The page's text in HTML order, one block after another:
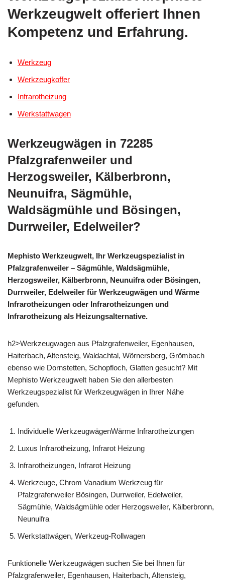
Werkzeugwelt offeriert Ihnen
Kompetenz und Erfahrung.
Werkzeug
Werkzeugkoffer
Infrarotheizung
Werkstattwagen
Werkzeugwägen in 72285
Pfalzgrafenweiler und
Herzogsweiler, Kälberbronn,
Neunuifra, Sägmühle,
Waldsägmühle und Bösingen,
Durrweiler, Edelweiler?
Mephisto Werkzeugwelt, Ihr Werkzeugspezialist in
Pfalzgrafenweiler – Sägmühle, Waldsägmühle,
Herzogsweiler, Kälberbronn, Neunuifra oder Bösingen,
Durrweiler, Edelweiler für Werkzeugwägen und Wärme
Infrarotheizungen oder Infrarotheizungen und
Infrarotheizung als Heizungsalternative.
h2>Werkzeugwagen aus Pfalzgrafenweiler, Egenhausen,
Haiterbach, Altensteig, Waldachtal, Wörnersberg, Grömbach
ebenso wie Dornstetten, Schopfloch, Glatten gesucht? Mit
Mephisto Werkzeugwelt haben Sie den allerbesten
Werkzeugspezialist für Werkzeugwägen in Ihrer Nähe
gefunden.
Individuelle WerkzeugwägenWärme Infrarotheizungen
Luxus Infrarotheizung, Infrarot Heizung
Infrarotheizungen, Infrarot Heizung
Werkzeuge, Chrom Vanadium Werkzeug für
Pfalzgrafenweiler Bösingen, Durrweiler, Edelweiler,
Sägmühle, Waldsägmühle oder Herzogsweiler, Kälberbronn,
Neunuifra
Werkstattwägen, Werkzeug-Rollwagen
Funktionelle Werkzeugwägen suchen Sie bei Ihnen für
Pfalzgrafenweiler, Egenhausen, Haiterbach, Altensteig,